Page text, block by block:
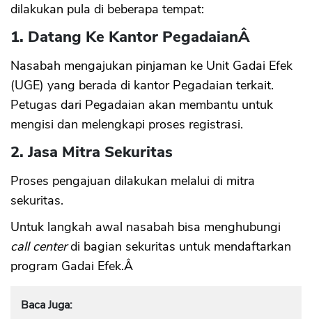
dilakukan pula di beberapa tempat:
1. Datang Ke Kantor PegadaianÂ
Nasabah mengajukan pinjaman ke Unit Gadai Efek
(UGE) yang berada di kantor Pegadaian terkait.
Petugas dari Pegadaian akan membantu untuk
mengisi dan melengkapi proses registrasi.
2. Jasa Mitra Sekuritas
Proses pengajuan dilakukan melalui di mitra
sekuritas.
Untuk langkah awal nasabah bisa menghubungi
call centerdi bagian sekuritas untuk mendaftarkan
program Gadai Efek.Â
Baca Juga: